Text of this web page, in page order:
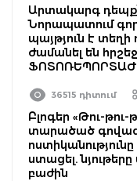
Արտակարգ
Նորապատում
պայթյուն է տեղի
ժամանել են
36515 դիտում
Բլոգեր «Թու-
տարածած
ստացել.
բաժին